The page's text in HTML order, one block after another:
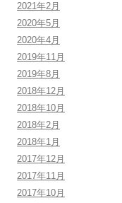
2021年2月
2020年5月
2020年4月
2019年11月
2019年8月
2018年12月
2018年10月
2018年2月
2018年1月
2017年12月
2017年11月
2017年10月